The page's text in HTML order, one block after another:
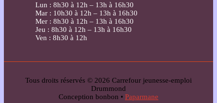
Lun : 8h30 à 12h – 13h à 16h30
Mar : 10h30 à 12h – 13h à 16h30
Mer : 8h30 à 12h – 13h à 16h30
Jeu : 8h30 à 12h – 13h à 16h30
Ven : 8h30 à 12h
Tous droits réservés © 2026 Carrefour jeunesse-emploi
Drummond
Conception bonbon • Paparmane